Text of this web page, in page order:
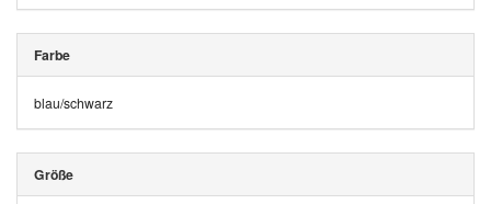
Farbe
blau/schwarz
Größe